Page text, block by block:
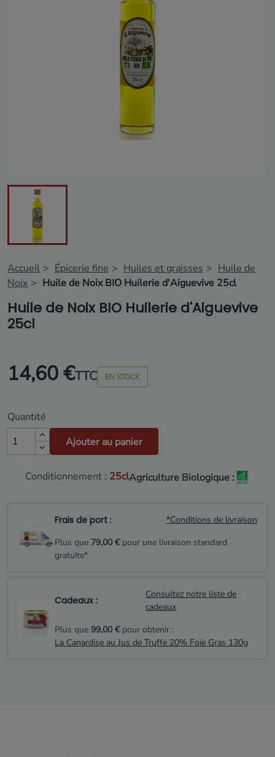
Accueil Épicerie fine Huiles et graisses
Huile de
Noix
Huile de Noix BIO Huilerie d'Aiguevive 25cl
Huile de Noix BIO Huilerie d'Aiguevive
25cl
14,60 €TTC EN STOCK
Quantité
Ajouter au panier
Conditionnement : 25clAgriculture Biologique :
Frais de port :
*Conditions de livraison
Plus que 79,00 €pour une livraison standard
gratuite*
Cadeaux :
Consultez notre liste de
cadeaux
Plus que 99,00 €pour obtenir :
La Canardise au Jus de Truffe 20% Foie Gras 130g